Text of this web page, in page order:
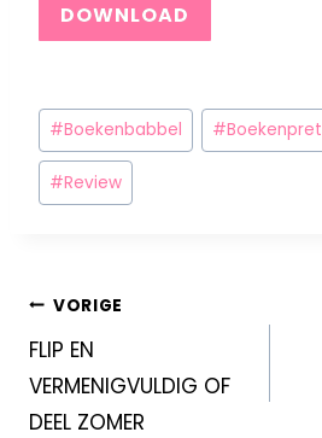
DOWNLOAD
#Boekenbabbel #Boekenpret
#Review
VORIGE
FLIP EN
VERMENIGVULDIG OF
DEEL ZOMER